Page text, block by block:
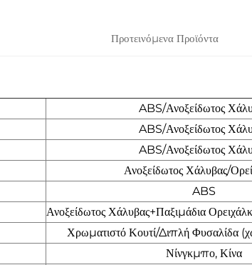
Προτεινόμενα Προϊόντα
ABS/Ανοξείδωτος
ABS/Ανοξείδωτος
ABS/Ανοξείδωτος
Ανοξείδωτος Χάλυβας/
ABS
Ανοξείδωτος Χάλυβας+Παξιμάδια
Χρωματιστό Κουτί/Διπλή Φυσαλίδα
Νίνγκμπο, Κίνα